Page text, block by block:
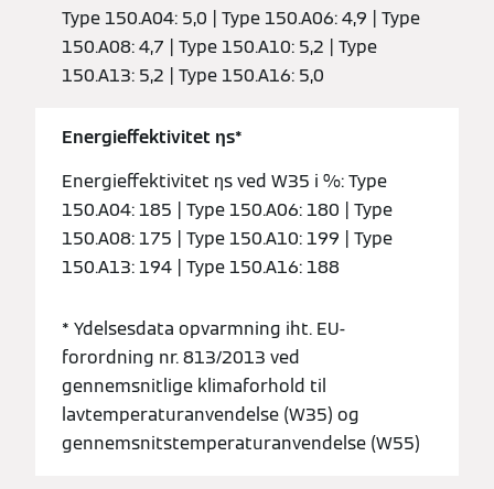
Type 150.A04: 5,0 | Type 150.A06: 4,9 | Type
150.A08: 4,7 | Type 150.A10: 5,2 | Type
150.A13: 5,2 | Type 150.A16: 5,0
Energieffektivitet ƞs*
Energieffektivitet ƞs ved W35 i %: Type
150.A04: 185 | Type 150.A06: 180 | Type
150.A08: 175 | Type 150.A10: 199 | Type
150.A13: 194 | Type 150.A16: 188
* Ydelsesdata opvarmning iht. EU-
forordning nr. 813/2013 ved
gennemsnitlige klimaforhold til
lavtemperaturanvendelse (W35) og
gennemsnitstemperaturanvendelse (W55)